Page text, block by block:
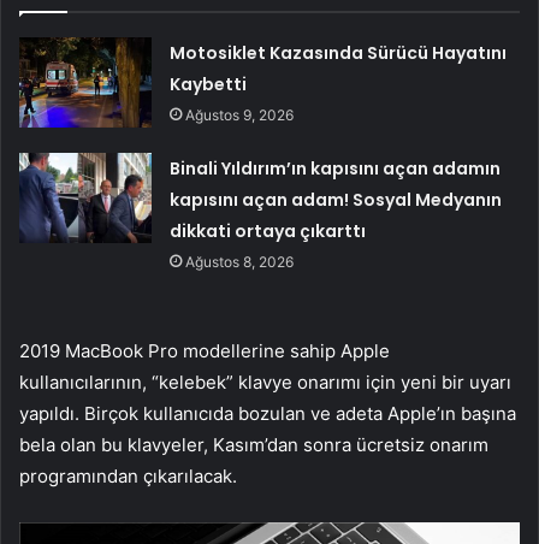
Motosiklet Kazasında Sürücü Hayatını
Kaybetti
Ağustos 9, 2026
Binali Yıldırım’ın kapısını açan adamın
kapısını açan adam! Sosyal Medyanın
dikkati ortaya çıkarttı
Ağustos 8, 2026
2019 MacBook Pro modellerine sahip Apple
kullanıcılarının, “kelebek” klavye onarımı için yeni bir uyarı
yapıldı. Birçok kullanıcıda bozulan ve adeta Apple’ın başına
bela olan bu klavyeler, Kasım’dan sonra ücretsiz onarım
programından çıkarılacak.